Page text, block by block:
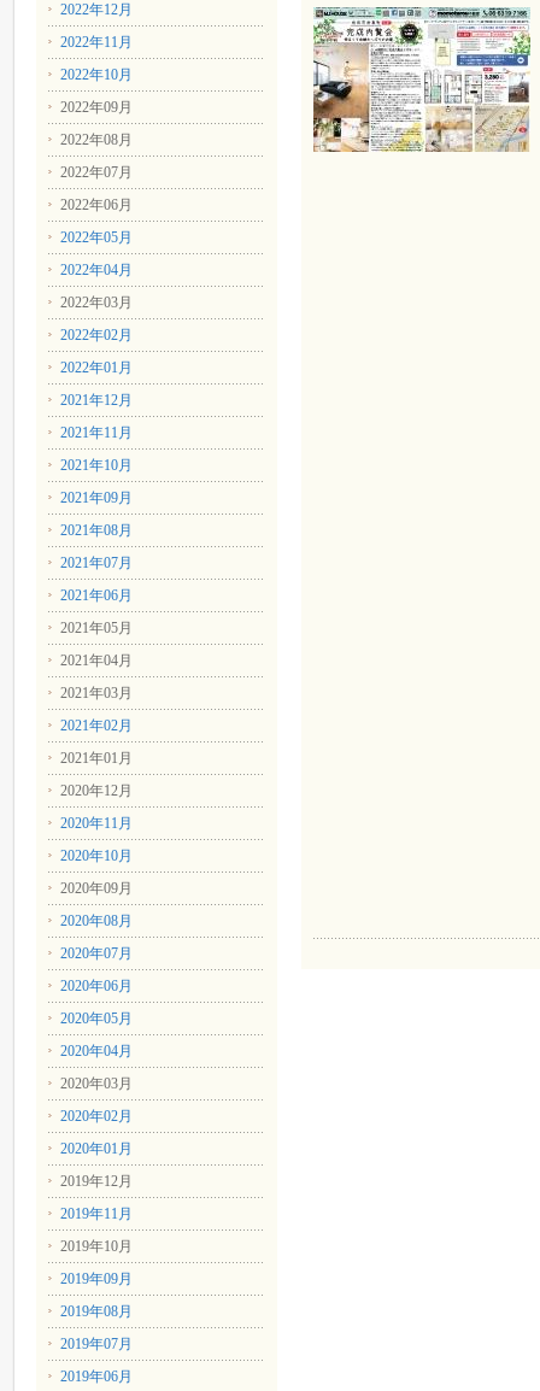
2022年12月
2022年11月
2022年10月
2022年09月
2022年08月
2022年07月
2022年06月
2022年05月
2022年04月
2022年03月
2022年02月
2022年01月
2021年12月
2021年11月
2021年10月
2021年09月
2021年08月
2021年07月
2021年06月
2021年05月
2021年04月
2021年03月
2021年02月
2021年01月
2020年12月
2020年11月
2020年10月
2020年09月
2020年08月
2020年07月
2020年06月
2020年05月
2020年04月
2020年03月
2020年02月
2020年01月
2019年12月
2019年11月
2019年10月
2019年09月
2019年08月
2019年07月
2019年06月